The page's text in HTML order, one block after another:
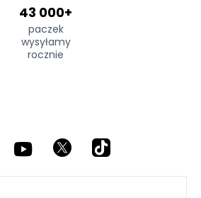
43 000+
paczek
wysyłamy
rocznie